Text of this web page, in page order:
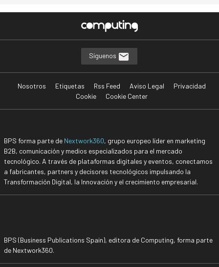
Síguenos
Nosotros Etiquetas Rss Feed Aviso Legal
Privacidad
Cookie
Cookie Center
BPS forma parte de Nextwork360, grupo europeo líder en marketing
B2B, comunicación y medios especializados para el mercado
tecnológico. A través de plataformas digitales y eventos, conectamos
a fabricantes, partners y decisores tecnológicos impulsando la
Transformación Digital, la Innovación y el crecimiento empresarial.
BPS (Business Publications Spain), editora de Computing, forma parte
de Nextwork360.